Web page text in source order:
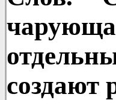
создают